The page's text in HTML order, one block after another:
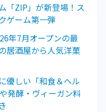
「ZIP」が新登場！ス
ゲーム第一弾
年7月オープンの最
居酒屋から人気洋菓
優しい「和食＆ヘル
発酵・ヴィーガン料